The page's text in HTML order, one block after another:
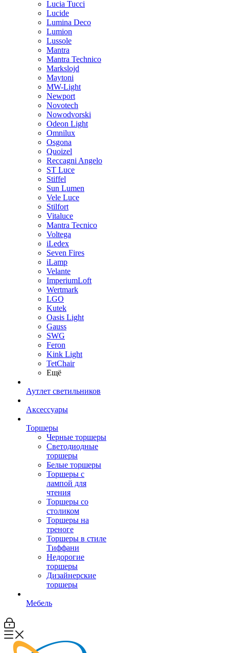
Lucia Tucci
Lucide
Lumina Deco
Lumion
Lussole
Mantra
Mantra Technico
Markslojd
Maytoni
MW-Light
Newport
Novotech
Nowodvorski
Odeon Light
Omnilux
Osgona
Quoizel
Reccagni Angelo
ST Luce
Stiffel
Sun Lumen
Vele Luce
Stilfort
Vitaluce
Mantra Tecnico
Voltega
iLedex
Seven Fires
iLamp
Velante
ImperiumLoft
Wertmark
LGO
Kutek
Oasis Light
Gauss
SWG
Feron
Kink Light
TetСhair
Ещё
Аутлет светильников
Аксессуары
Торшеры
Черные торшеры
Светодиодные
торшеры
Белые торшеры
Торшеры с
лампой для
чтения
Торшеры со
столиком
Торшеры на
треноге
Торшеры в стиле
Тиффани
Недорогие
торшеры
Дизайнерские
торшеры
Мебель